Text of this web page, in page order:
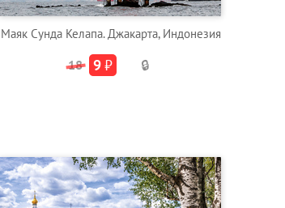
Маяк Сунда Келапа. Джакарта, Индонезия
18 9₽ 🔒